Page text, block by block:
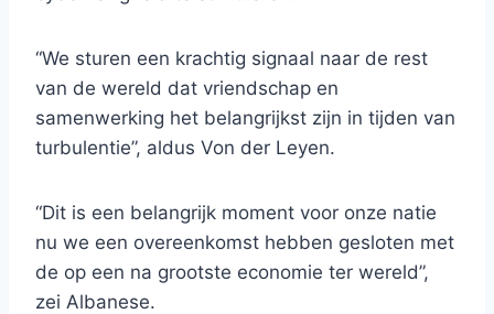
“We sturen een krachtig signaal naar de rest
van de wereld dat vriendschap en
samenwerking het belangrijkst zijn in tijden van
turbulentie”, aldus Von der Leyen.
“Dit is een belangrijk moment voor onze natie
nu we een overeenkomst hebben gesloten met
de op een na grootste economie ter wereld”,
zei Albanese.